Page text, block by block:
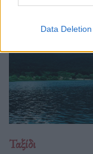
Data Deletion
Ταξίδι